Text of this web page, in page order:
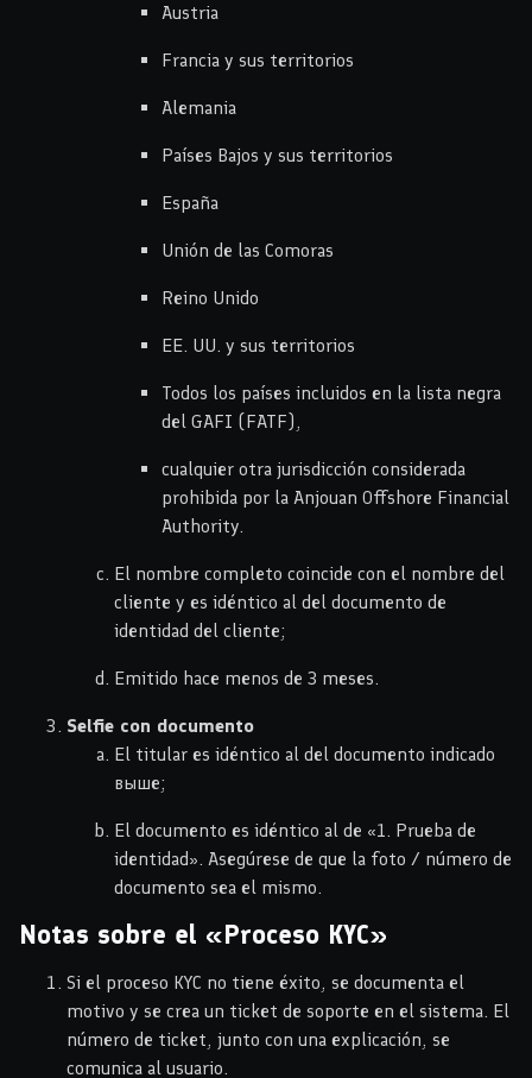
Austria
Francia y sus territorios
Alemania
Países Bajos y sus territorios
España
Unión de las Comoras
Reino Unido
EE. UU. y sus territorios
Todos los países incluidos en la lista negra
del GAFI (FATF),
cualquier otra jurisdicción considerada
prohibida por la Anjouan Offshore Financial
Authority.
El nombre completo coincide con el nombre del
cliente y es idéntico al del documento de
identidad del cliente;
Emitido hace menos de 3 meses.
Selfie con documento
El titular es idéntico al del documento indicado
выше;
El documento es idéntico al de «1. Prueba de
identidad». Asegúrese de que la foto / número de
documento sea el mismo.
Notas sobre el «Proceso KYC»
Si el proceso KYC no tiene éxito, se documenta el
motivo y se crea un ticket de soporte en el sistema. El
número de ticket, junto con una explicación, se
comunica al usuario.